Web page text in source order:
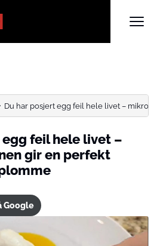
Du har posjert egg feil hele livet –
feil hele livet –
gir en perfekt
Google